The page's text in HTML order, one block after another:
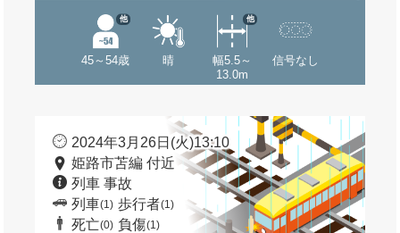
45～54歳
他
晴
幅5.5～
13.0m
他
信号なし
2024年3月26日(火)13:10
姫路市苫編 付近
列車 事故
列車(1) 歩行者(1)
死亡(0) 負傷(1)